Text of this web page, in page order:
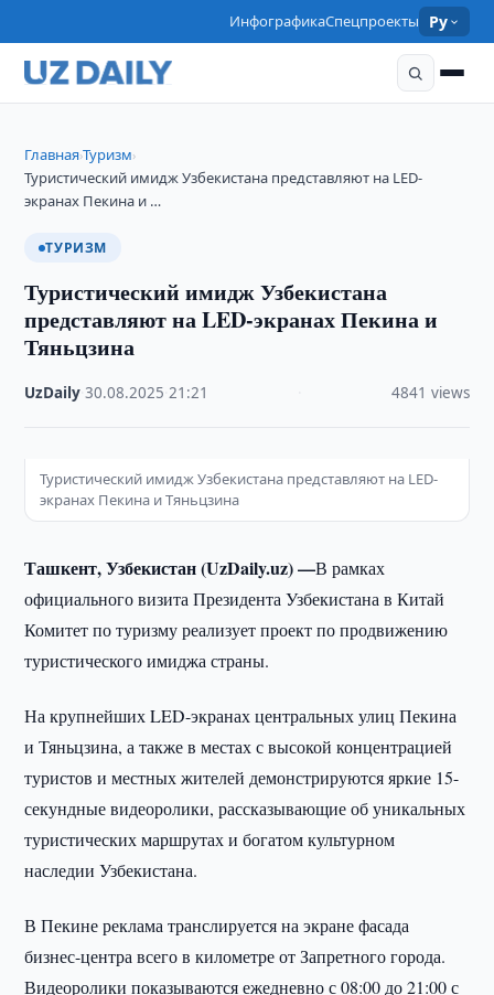
ИнфографикаСпецпроекты Ру
Главная›Туризм›
Туристический имидж Узбекистана представляют на LED-
экранах Пекина и …
ТУРИЗМ
Туристический имидж Узбекистана
представляют на LED-экранах Пекина и
Тяньцзина
UzDaily ·30.08.2025 ·21:21 4841 views
Туристический имидж Узбекистана представляют на LED-
экранах Пекина и Тяньцзина
Ташкент, Узбекистан (UzDaily.uz) —В рамках
официального визита Президента Узбекистана в Китай
Комитет по туризму реализует проект по продвижению
туристического имиджа страны.
На крупнейших LED-экранах центральных улиц Пекина
и Тяньцзина, а также в местах с высокой концентрацией
туристов и местных жителей демонстрируются яркие 15-
секундные видеоролики, рассказывающие об уникальных
туристических маршрутах и богатом культурном
наследии Узбекистана.
В Пекине реклама транслируется на экране фасада
бизнес-центра всего в километре от Запретного города.
Видеоролики показываются ежедневно с 08:00 до 21:00 с